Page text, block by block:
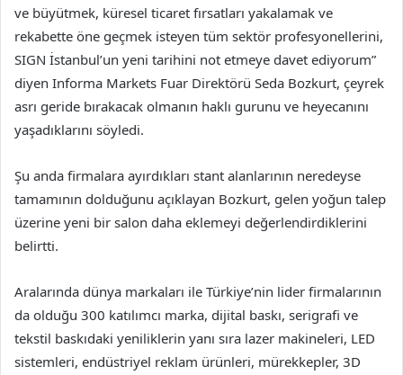
ve büyütmek, küresel ticaret fırsatları yakalamak ve
rekabette öne geçmek isteyen tüm sektör profesyonellerini,
SIGN İstanbul’un yeni tarihini not etmeye davet ediyorum”
diyen Informa Markets Fuar Direktörü Seda Bozkurt, çeyrek
asrı geride bırakacak olmanın haklı gurunu ve heyecanını
yaşadıklarını söyledi.
Şu anda firmalara ayırdıkları stant alanlarının neredeyse
tamamının dolduğunu açıklayan Bozkurt, gelen yoğun talep
üzerine yeni bir salon daha eklemeyi değerlendirdiklerini
belirtti.
Aralarında dünya markaları ile Türkiye’nin lider firmalarının
da olduğu 300 katılımcı marka, dijital baskı, serigrafi ve
tekstil baskıdaki yeniliklerin yanı sıra lazer makineleri, LED
sistemleri, endüstriyel reklam ürünleri, mürekkepler, 3D